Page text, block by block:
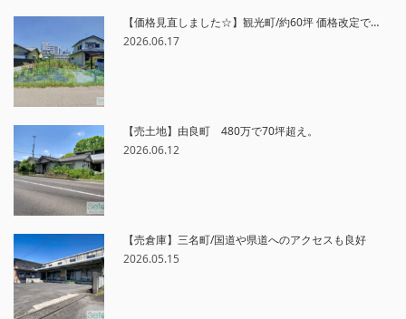
【価格見直しました☆】観光町/約60坪 価格改定で…
2026.06.17
【売土地】由良町 480万で70坪超え。
2026.06.12
【売倉庫】三名町/国道や県道へのアクセスも良好
2026.05.15